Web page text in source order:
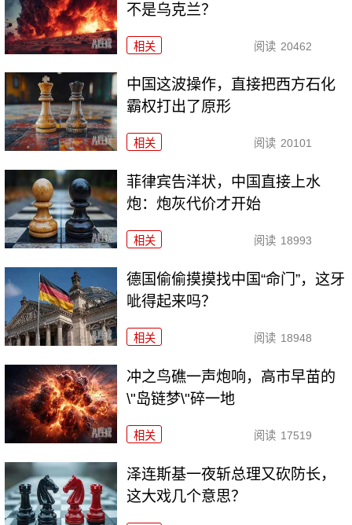
不是乌克兰？
相关 阅读 20462
中国这波操作，直接把西方石化
霸权打出了原形
相关 阅读 20101
菲律宾告洋状，中国直接上水
炮：炮灰代价才开始
相关 阅读 18993
德国偷偷摸摸找中国“命门”，这牙
呲得起来吗？
相关 阅读 18948
冲之鸟礁一声炮响，高市早苗的
\"岛链梦\"碎一地
相关 阅读 17519
泽连斯基一夜斩总理又砍防长，
这大戏几个意思？